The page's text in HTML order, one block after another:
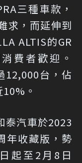
三種車款，
求，而延伸到
ALTIS的GR
費者歡迎。
12,000台，佔
。
泰汽車於2023
年收藏版，勢
起至2月8日